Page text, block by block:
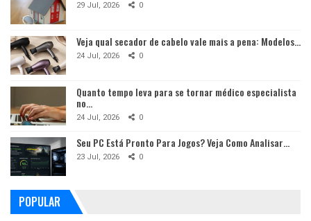
29 Jul, 2026 0
Veja qual secador de cabelo vale mais a pena: Modelos…
24 Jul, 2026 0
Quanto tempo leva para se tornar médico especialista
no…
24 Jul, 2026 0
Seu PC Está Pronto Para Jogos? Veja Como Analisar…
23 Jul, 2026 0
POPULAR